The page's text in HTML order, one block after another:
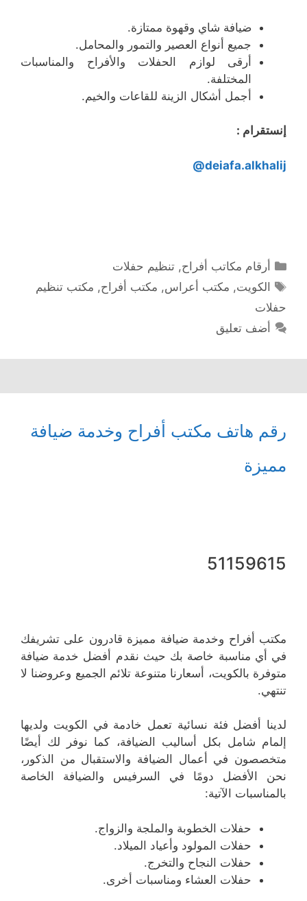
ضيافة شاي وقهوة ممتازة.
جميع أنواع العصير والتمور والمحامل.
أرقى لوازم الحفلات والأفراح والمناسبات
المختلفة.
أجمل أشكال الزينة للقاعات والخيم.
إنستقرام :
deiafa.alkhalij@
التصنيفات
أرقام مكاتب أفراح,تنظيم حفلات
الوسوم
الكويت, مكتب أعراس, مكتب أفراح, مكتب تنظيم
حفلات
أضف تعليق
رقم هاتف مكتب أفراح وخدمة ضيافة
مميزة
51159615
مكتب أفراح وخدمة ضيافة مميزة قادرون على تشريفك
في أي مناسبة خاصة بك حيث نقدم أفضل خدمة ضيافة
متوفرة بالكويت، أسعارنا متنوعة تلائم الجميع وعروضنا لا
تنتهي.
لدينا أفضل فئة نسائية تعمل خادمة في الكويت ولديها
إلمام شامل بكل أساليب الضيافة، كما نوفر لك أيضًا
متخصصون في أعمال الضيافة والاستقبال من الذكور،
نحن الأفضل دومًا في السرفيس والضيافة الخاصة
بالمناسبات الآتية:
حفلات الخطوبة والملجة والزواج.
حفلات المولود وأعياد الميلاد.
حفلات النجاح والتخرج.
حفلات العشاء ومناسبات أخرى.